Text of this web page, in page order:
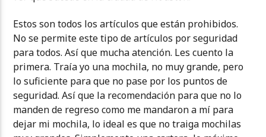
Estos son todos los artículos que están prohibidos.
No se permite este tipo de artículos por seguridad
para todos. Así que mucha atención. Les cuento la
primera. Traía yo una mochila, no muy grande, pero
lo suficiente para que no pase por los puntos de
seguridad. Así que la recomendación para que no lo
manden de regreso como me mandaron a mí para
dejar mi mochila, lo ideal es que no traiga mochilas